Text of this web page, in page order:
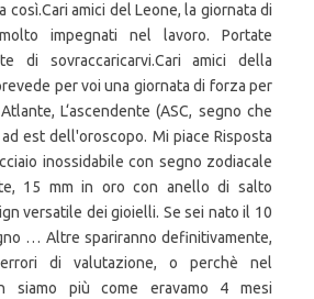
così.Cari amici del Leone, la giornata di
impegnati nel lavoro. Portate
di sovraccaricarvi.Cari amici della
per voi una giornata di forza per
L‘ascendente (ASC, segno che
est dell'oroscopo. Mi piace Risposta
inossidabile con segno zodiacale
15 mm in oro con anello di salto
versatile dei gioielli. Se sei nato il 10
… Altre spariranno definitivamente,
di valutazione, o perchè nel
siamo più come eravamo 4 mesi